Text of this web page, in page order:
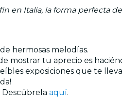
en Italia, la forma perfecta
hermosas melodías.
mostrar tu aprecio es
exposiciones que te
Descúbrela aquí.